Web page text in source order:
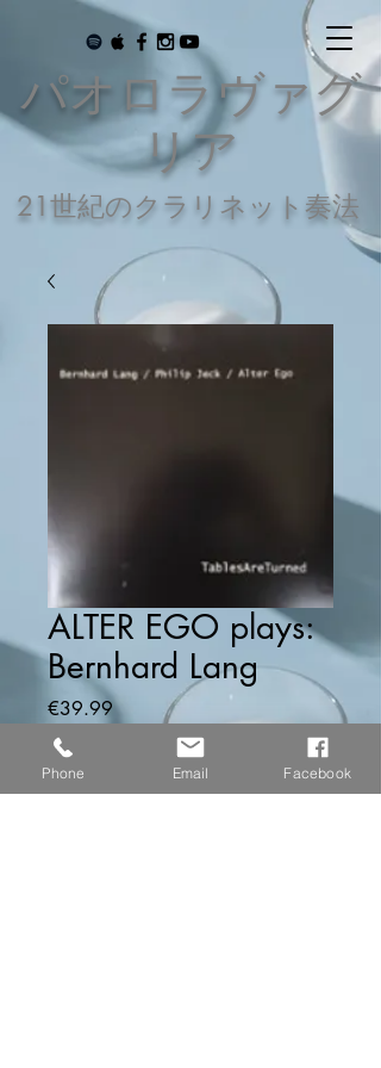
パオロラヴァグ
リア
21世紀のクラリネット奏法
ALTER EGO plays:
Bernhard Lang
€39.99価
数量
Phone Email Facebook